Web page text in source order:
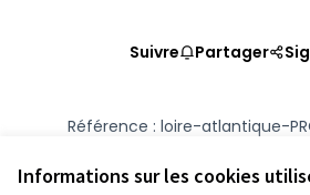
Informations sur les cookies
Suivre Partager
Référence : loire-atlantique-
Vérifiez l'empreinte